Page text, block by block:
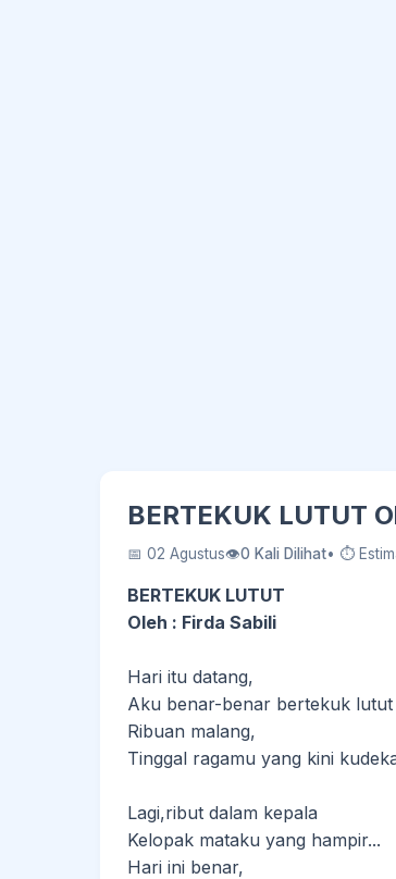
BERTEKUK LUTUT
📅 02 Agustus👁0 Kali Dilihat• ⏱
BERTEKUK LUTUT
Oleh : Firda Sabili
Hari itu datang,
Aku benar-benar bertekuk lutut
Ribuan malang,
Tinggal ragamu yang kini
Lagi,ribut dalam kepala
Kelopak mataku yang hampir...
Hari ini benar,